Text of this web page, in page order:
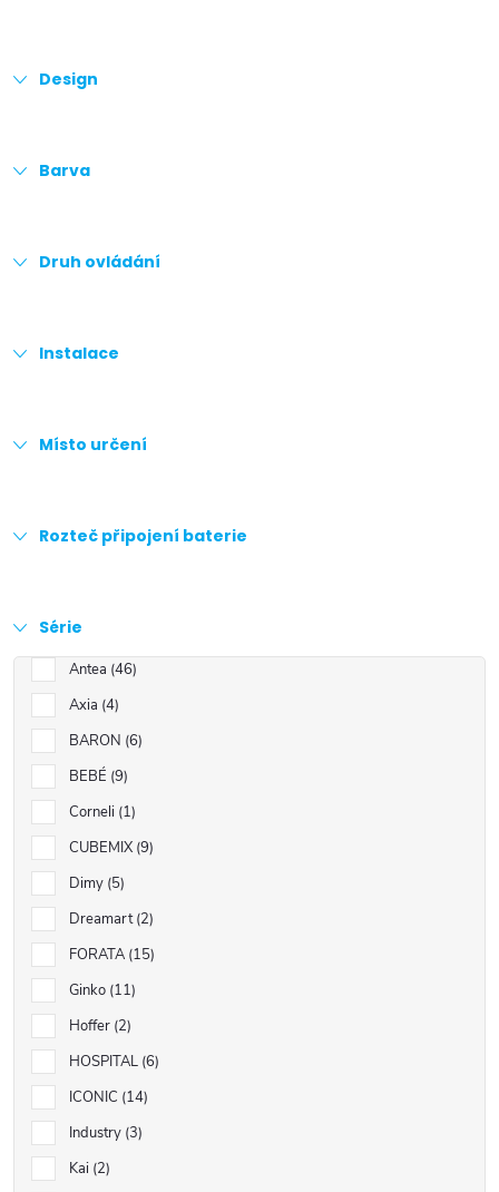
Design
Barva
Druh ovládání
Instalace
Místo určení
Rozteč připojení baterie
Série
Antea 46
Axia 4
BARON 6
BEBÉ 9
Corneli 1
CUBEMIX 9
Dimy 5
Dreamart 2
FORATA 15
Ginko 11
Hoffer 2
HOSPITAL 6
ICONIC 14
Industry 3
Kai 2